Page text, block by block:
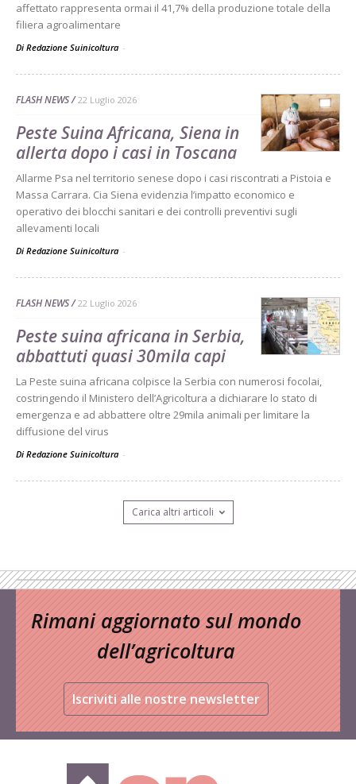
affettato rappresenta ormai il 41,7% della produzione totale della
filiera agroalimentare
Di Redazione Suinicoltura -
FLASH NEWS 22 Luglio 2026
Peste Suina Africana, Siena in
allerta dopo i casi in Toscana
Allarme Psa nel territorio senese dopo i casi riscontrati a Pistoia e
Massa Carrara. Cia Siena evidenzia l’impatto economico e
operativo dei blocchi sanitari e dei controlli preventivi sugli
allevamenti locali
Di Redazione Suinicoltura -
FLASH NEWS 22 Luglio 2026
Peste suina africana in Serbia,
abbattuti quasi 30mila capi
La Peste suina africana colpisce la Serbia con numerosi focolai,
costringendo il Ministero dell’Agricoltura a dichiarare lo stato di
emergenza e ad abbattere oltre 29mila animali per limitare la
diffusione del virus
Di Redazione Suinicoltura -
Carica altri articoli
Rimani aggiornato sul mondo
dell’agricoltura
Iscriviti alle nostre newsletter